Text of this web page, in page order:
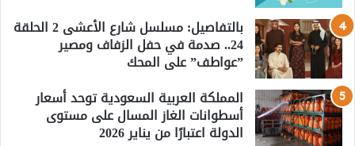
بالتفاصيل: مسلسل شارع الأعشى 2 الحلقة
24.. صدمة في حفل الزفاف ومصير
”عواطف” على المحك
المملكة العربية السعودية توحد أسعار
أسطوانات الغاز المسال على مستوى
الدولة اعتبارًا من يناير 2026